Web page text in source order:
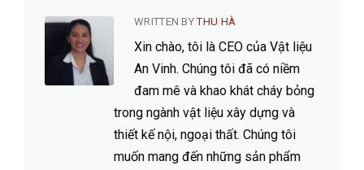
WRITTEN BYTHU HÀ
Xin chào, tôi là CEO của Vật liệu
An Vinh. Chúng tôi đã có niềm
đam mê và khao khát cháy bỏng
trong ngành vật liệu xây dựng và
thiết kế nội, ngoại thất. Chúng tôi
muốn mang đến những sản phẩm